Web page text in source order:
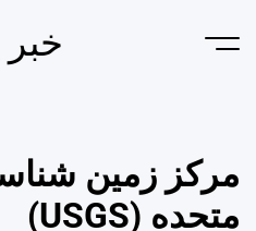
Menu
مرکز زمین
متحده (USGS)